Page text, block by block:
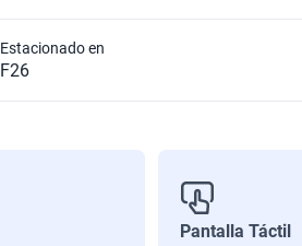
F26
Estacionado en
Pantalla Táctil